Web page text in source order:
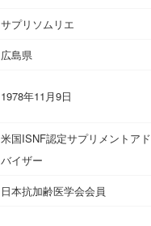
サプリソムリエ
広島県
1978年11月9日
米国ISNF認定サプリメントアド
バイザー
日本抗加齢医学会会員